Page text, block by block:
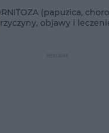
(papuzica,
objawy i